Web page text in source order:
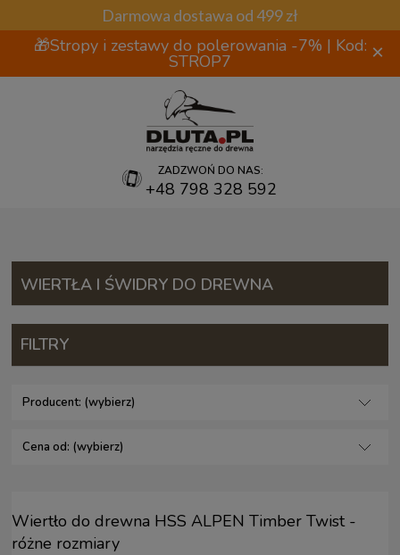
Darmowa dostawa od 499 zł
🎁Stropy i zestawy do polerowania -7% | Kod:
STROP7 ×
ZADZWOŃ DO NAS:
+48 798 328 592
WIERTŁA I ŚWIDRY DO DREWNA
FILTRY
Producent: (wybierz)
Cena od: (wybierz)
Wiertło do drewna HSS ALPEN Timber Twist -
różne rozmiary